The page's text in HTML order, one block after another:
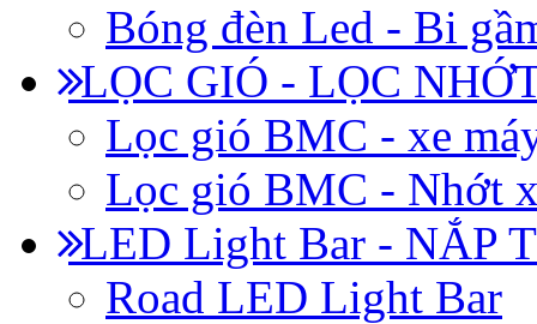
Bóng đèn Led - Bi
LỌC GIÓ - LỌC
Lọc gió BMC - xe
Lọc gió BMC - Nhớt
LED Light Bar - NẮP
Road LED Light Bar